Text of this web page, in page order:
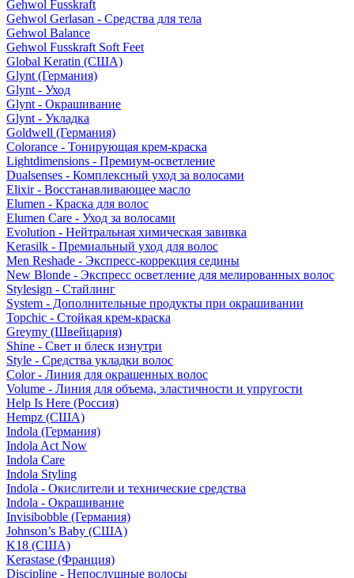
Gehwol Fusskraft
Gehwol Gerlasan - Средства для тела
Gehwol Balance
Gehwol Fusskraft Soft Feet
Global Keratin (США)
Glynt (Германия)
Glynt - Уход
Glynt - Окрашивание
Glynt - Укладка
Goldwell (Германия)
Colorance - Тонирующая крем-краска
Lightdimensions - Премиум-осветление
Dualsenses - Комплексный уход за волосами
Elixir - Восстанавливающее масло
Elumen - Краска для волос
Elumen Care - Уход за волосами
Evolution - Нейтральная химическая завивка
Kerasilk - Премиальный уход для волос
Men Reshade - Экспресс-коррекция седины
New Blonde - Экспресс осветление для мелированных волос
Stylesign - Стайлинг
System - Дополнительные продукты при окрашивании
Topchic - Стойкая крем-краска
Greymy (Швейцария)
Shine - Свет и блеск изнутри
Style - Средства укладки волос
Color - Линия для окрашенных волос
Volume - Линия для объема, эластичности и упругости
Help Is Here (Россия)
Hempz (США)
Indola (Германия)
Indola Act Now
Indola Care
Indola Styling
Indola - Окислители и технические средства
Indola - Окрашивание
Invisibobble (Германия)
Johnson’s Baby (США)
K18 (США)
Kerastase (Франция)
Discipline - Непослушные волосы